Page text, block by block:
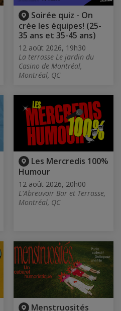
Soirée quiz - On
crée les équipes! (25-
35 ans et 35-45 ans)
12 août 2026, 19h30
La terrasse Le jardin du
Casino de Montréal,
Montréal, QC
Les Mercredis 100%
Humour
12 août 2026, 20h00
L'Abreuvoir Bar et Terrasse,
Montréal, QC
Menstruosités